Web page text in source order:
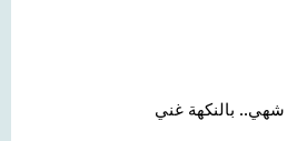
بالنكهة غني